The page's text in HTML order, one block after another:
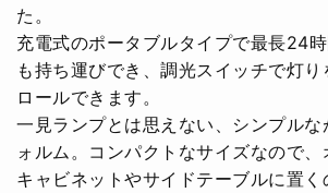
た。
充電式のポータブルタイプで最長24
も持ち運びでき、調光スイッチで灯り
ロールできます。
一見ランプとは思えない、シンプルな
ォルム。コンパクトなサイズなので
キャビネットやサイドテーブルに置